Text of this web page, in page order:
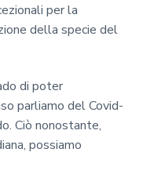
per la
della specie del
di poter
parliamo del Covid-
Ciò nonostante,
possiamo